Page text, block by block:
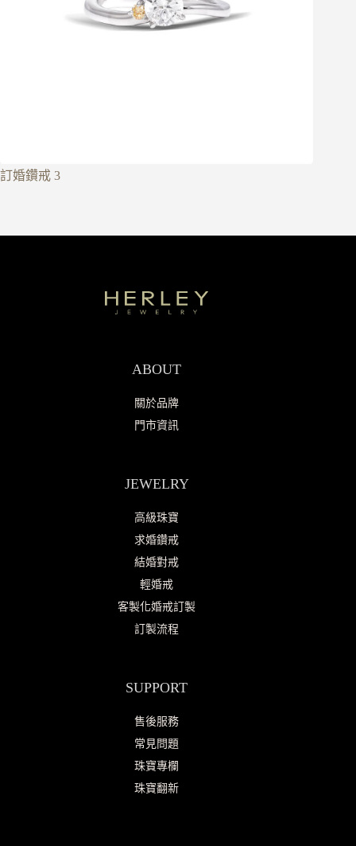
訂婚鑽戒 3
ABOUT
關於品牌
門市資訊
JEWELRY
高級珠寶
求婚鑽戒
結婚對戒
輕婚戒
客製化婚戒訂製
訂製流程
SUPPORT
售後服務
常見問題
珠寶專欄
珠寶翻新